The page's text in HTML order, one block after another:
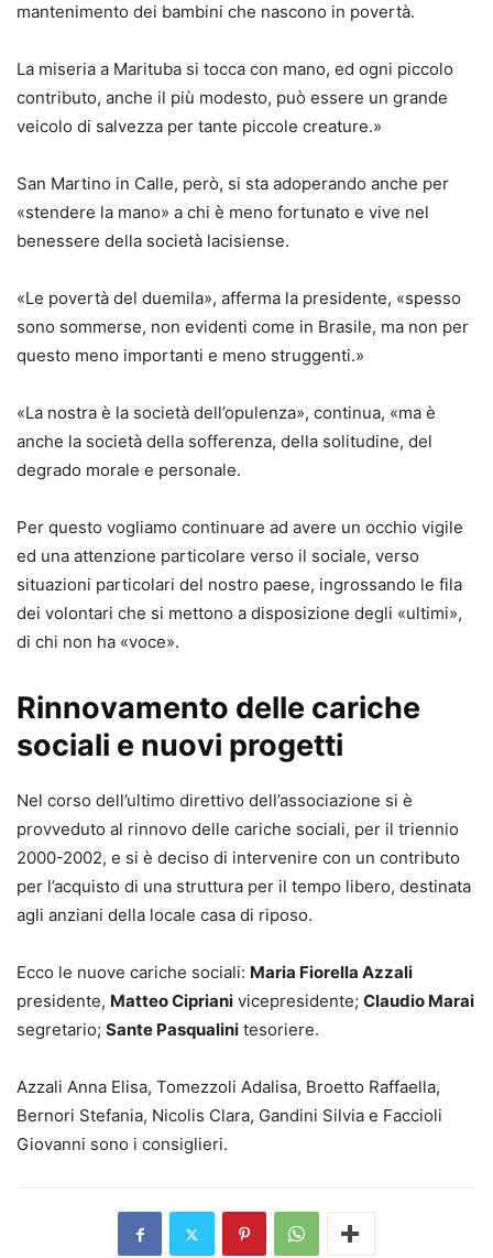
mantenimento dei bambini che nascono in povertà.
La miseria a Marituba si tocca con mano, ed ogni piccolo
contributo, anche il più modesto, può essere un grande
veicolo di salvezza per tante piccole creature.»
San Martino in Calle, però, si sta adoperando anche per
«stendere la mano» a chi è meno fortunato e vive nel
benessere della società lacisiense.
«Le povertà del duemila», afferma la presidente, «spesso
sono sommerse, non evidenti come in Brasile, ma non per
questo meno importanti e meno struggenti.»
«La nostra è la società dell’opulenza», continua, «ma è
anche la società della sofferenza, della solitudine, del
degrado morale e personale.
Per questo vogliamo continuare ad avere un occhio vigile
ed una attenzione particolare verso il sociale, verso
situazioni particolari del nostro paese, ingrossando le fila
dei volontari che si mettono a disposizione degli «ultimi»,
di chi non ha «voce».
Rinnovamento delle cariche
sociali e nuovi progetti
Nel corso dell’ultimo direttivo dell’associazione si è
provveduto al rinnovo delle cariche sociali, per il triennio
2000-2002, e si è deciso di intervenire con un contributo
per l’acquisto di una struttura per il tempo libero, destinata
agli anziani della locale casa di riposo.
Ecco le nuove cariche sociali: Maria Fiorella Azzali
presidente, Matteo Cipriani vicepresidente; Claudio Marai
segretario; Sante Pasqualini tesoriere.
Azzali Anna Elisa, Tomezzoli Adalisa, Broetto Raffaella,
Bernori Stefania, Nicolis Clara, Gandini Silvia e Faccioli
Giovanni sono i consiglieri.